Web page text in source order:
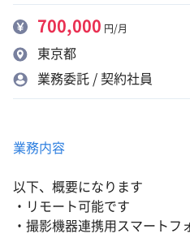
700,000 円/月
東京都
業務委託 / 契約社員
業務内容
以下、概要になります
・リモート可能です
・撮影機器連携用スマートフ